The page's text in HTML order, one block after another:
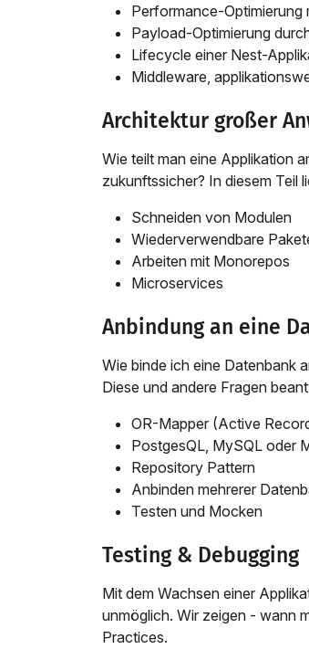
Performance-Optimierung
Payload-Optimierung
Lifecycle einer Nest-
Middleware,
Architektur großer
Wie teilt man eine Applikation
zukunftssicher? In diesem Teil
Schneiden von Modulen
Wiederverwendbare
Arbeiten mit Monorepos
Microservices
Anbindung an eine
Wie binde ich eine Datenbank
Diese und andere Fragen
OR-Mapper (Active
PostgesQL, MySQL oder
Repository Pattern
Anbinden mehrerer
Testen und Mocken
Testing & Debugging
Mit dem Wachsen einer
unmöglich. Wir zeigen - wann
Practices.